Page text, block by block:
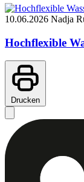
10.06.2026 Nadja
Hochflexible
Drucken